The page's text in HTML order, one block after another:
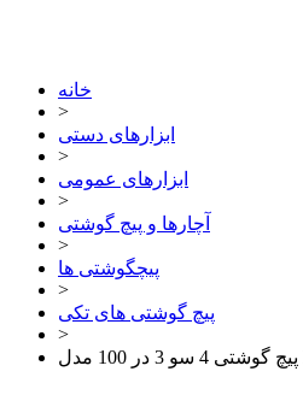
خانه
>
ابزارهای دستی
>
ابزارهای عمومی
>
آچارها و پیچ گوشتی
>
پیچگوشتی ها
>
پیچ گوشتی های تکی
>